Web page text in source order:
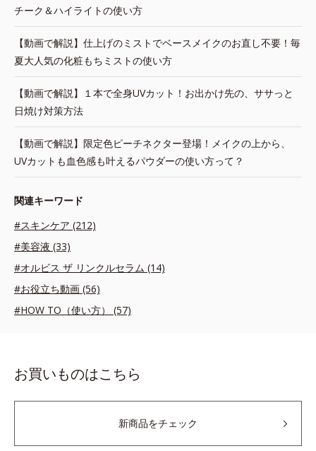
チーク＆ハイライトの使い方
【動画で解説】仕上げのミストでベースメイクのお直し不要！毎
夏大人気の化粧もちミストの使い方
【動画で解説】１本で全身UVカット！お出かけ先の、ササっと
日焼け対策方法
【動画で解説】限定色ピーチネクター登場！メイクの上から、
UVカットも血色感も叶えるパウダーの使い方って？
関連キーワード
#スキンケア (212)
#美容液 (33)
#オルビス ザ リンクルセラム (14)
#お役立ち動画 (56)
#HOW TO（使い方） (57)
お買いものはこちら
新商品をチェック